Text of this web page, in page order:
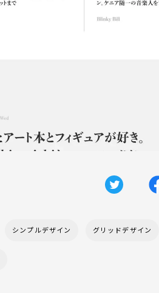
シンプルデザイン グリッドデザイン